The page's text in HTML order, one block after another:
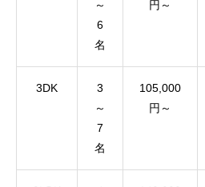
～
6
名
円～
3DK
3
～
7
名
105,000
円～